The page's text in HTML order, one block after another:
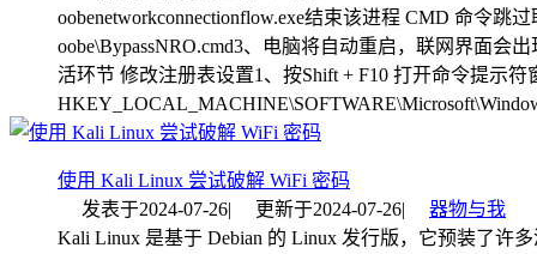
oobenetworkconnectionflow.exe结束该进程 CMD 命令跳
oobe\BypassNRO.cmd3、电脑将自动重启，联网界面会
活环节 修改注册表设置1、按Shift + F10 打开命令提示
使用 Kali Linux 尝试破解 WiFi 密码
发表于2024-07-26| 更新于2024-07-26|
器物与我
Kali Linux 是基于 Debian 的 Linux 发行版，它预装了许